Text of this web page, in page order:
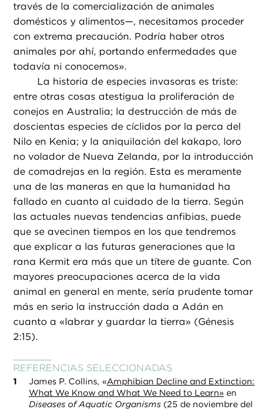
través de la comercialización de animales
domésticos y alimentos—, necesitamos proceder
con extrema precaución. Podría haber otros
animales por ahí, portando enfermedades que
todavía ni conocemos».
La historia de especies invasoras es triste:
entre otras cosas atestigua la proliferación de
conejos en Australia; la destrucción de más de
doscientas especies de cíclidos por la perca del
Nilo en Kenia; y la aniquilación del kakapo, loro
no volador de Nueva Zelanda, por la introducción
de comadrejas en la región. Esta es meramente
una de las maneras en que la humanidad ha
fallado en cuanto al cuidado de la tierra. Según
las actuales nuevas tendencias anfibias, puede
que se avecinen tiempos en los que tendremos
que explicar a las futuras generaciones que la
rana Kermit era más que un títere de guante. Con
mayores preocupaciones acerca de la vida
animal en general en mente, sería prudente tomar
más en serio la instrucción dada a Adán en
cuanto a «labrar y guardar la tierra» (Génesis
2:15).
REFERENCIAS SELECCIONADAS
James P. Collins, «Amphibian Decline and Extinction:
What We Know and What We Need to Learn» en
Diseases of Aquatic Organisms(25 de noviembre del